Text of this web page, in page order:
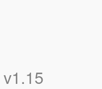
v1.15